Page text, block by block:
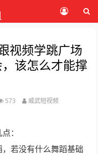
视频学跳广场
该怎么才能撑
573 威武短视频
：
若没有什么舞蹈基础